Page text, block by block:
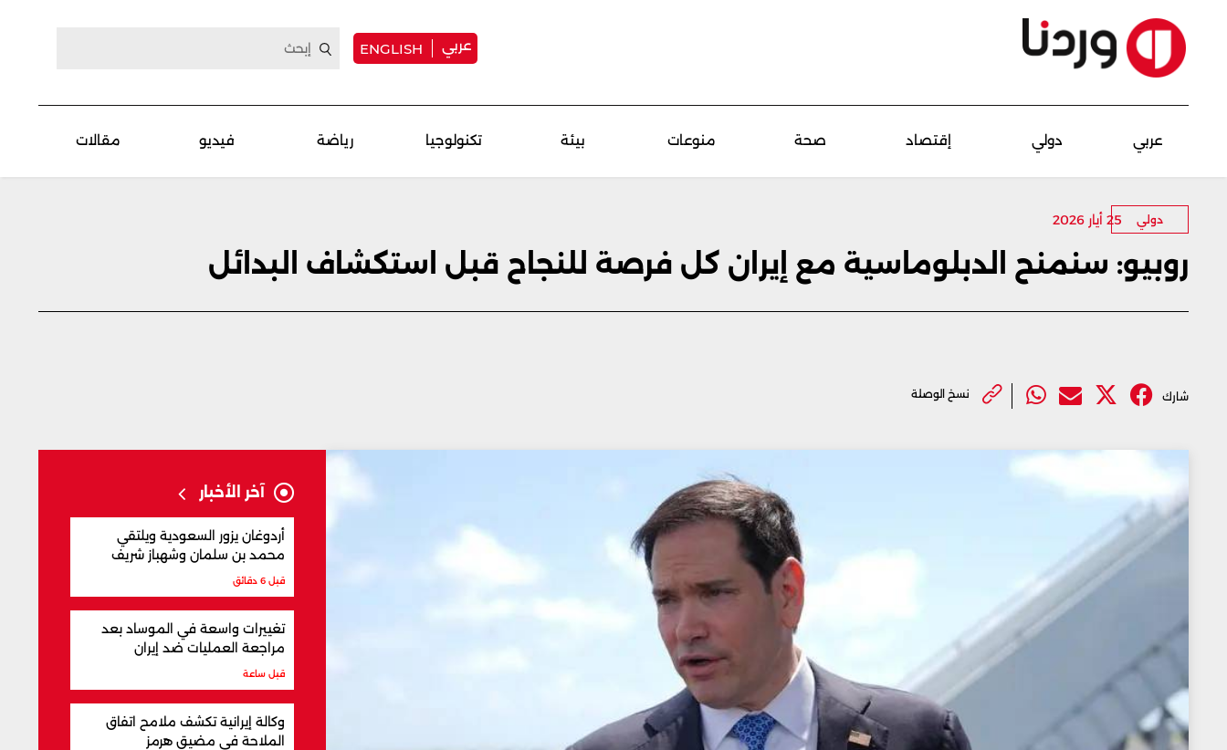
عربي ENGLISH
عربي دولي إقتصاد صحة منوعات بيئة تكنولوجيا رياضة فيديو مقالات
دولي 25 أيار 2026
روبيو: سنمنح الدبلوماسية مع إيران كل فرصة للنجاح قبل استكشاف البدائل
شارك نسخ الوصلة
آخر الأخبار
أردوغان يزور السعودية ويلتقي
محمد بن سلمان وشهباز شريف
قبل 6 دقائق
تغييرات واسعة في الموساد بعد
مراجعة العمليات ضد إيران
قبل ساعة
وكالة إيرانية تكشف ملامح اتفاق
الملاحة في مضيق هرمز